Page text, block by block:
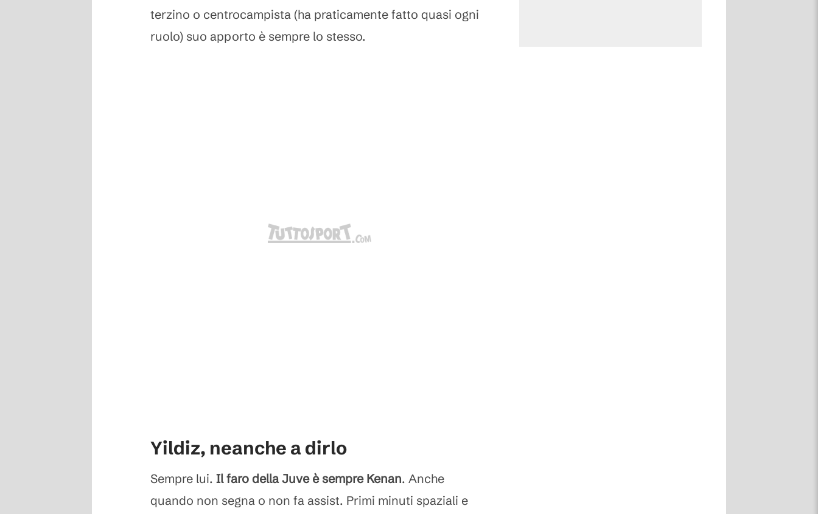
terzino o centrocampista (ha praticamente fatto quasi ogni
ruolo) suo apporto è sempre lo stesso.
Yildiz, neanche a dirlo
Sempre lui. Il faro della Juve è sempre Kenan. Anche
quando non segna o non fa assist. Primi minuti spaziali e